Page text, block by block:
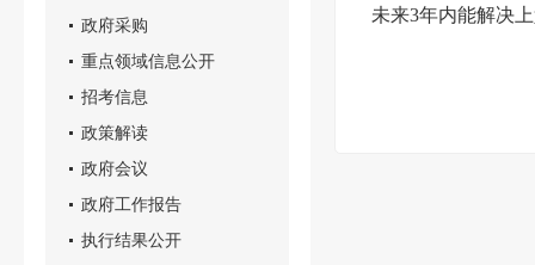
政府采购
重点领域信息公开
招考信息
政策解读
政府会议
政府工作报告
执行结果公开
未来3年内能解决